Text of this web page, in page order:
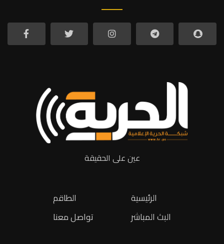
عين على الحقيقة
الطاقم
تواصل معنا
الرئيسية
البث المباشر